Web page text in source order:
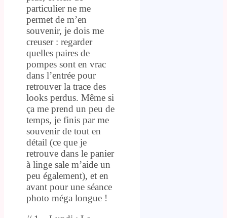
particulier ne me
permet de m’en
souvenir, je dois me
creuser : regarder
quelles paires de
pompes sont en vrac
dans l’entrée pour
retrouver la trace des
looks perdus. Même si
ça me prend un peu de
temps, je finis par me
souvenir de tout en
détail (ce que je
retrouve dans le panier
à linge sale m’aide un
peu également), et en
avant pour une séance
photo méga longue !